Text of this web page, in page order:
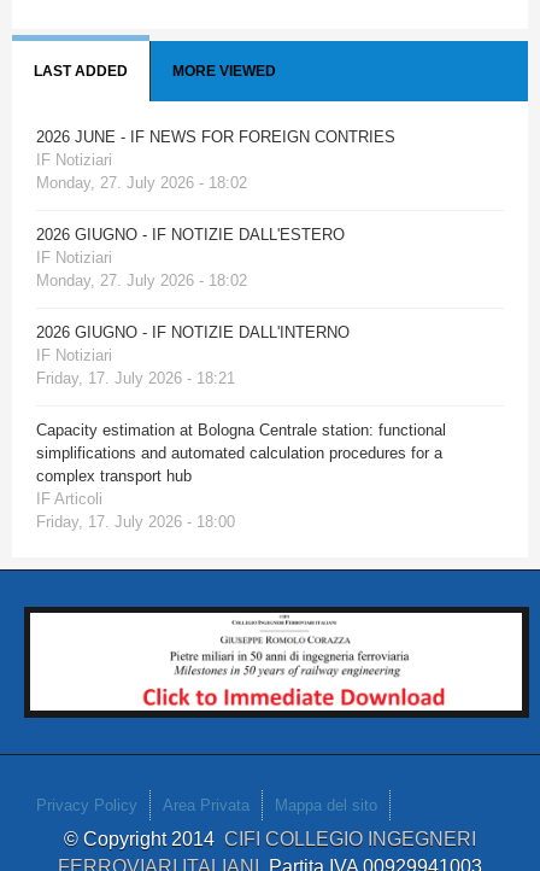
LAST ADDED MORE VIEWED
2026 JUNE - IF NEWS FOR FOREIGN CONTRIES
IF Notiziari
Monday, 27. July 2026 - 18:02
2026 GIUGNO - IF NOTIZIE DALL'ESTERO
IF Notiziari
Monday, 27. July 2026 - 18:02
2026 GIUGNO - IF NOTIZIE DALL'INTERNO
IF Notiziari
Friday, 17. July 2026 - 18:21
Capacity estimation at Bologna Centrale station: functional
simplifications and automated calculation procedures for a
complex transport hub
IF Articoli
Friday, 17. July 2026 - 18:00
Privacy Policy Area Privata Mappa del sito
© Copyright 2014 CIFI COLLEGIO INGEGNERI